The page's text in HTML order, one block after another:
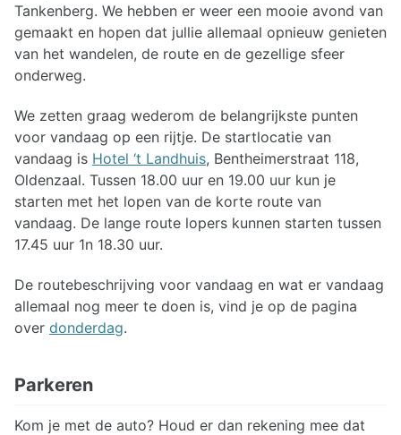
Tankenberg. We hebben er weer een mooie avond van
gemaakt en hopen dat jullie allemaal opnieuw genieten
van het wandelen, de route en de gezellige sfeer
onderweg.
We zetten graag wederom de belangrijkste punten
voor vandaag op een rijtje. De startlocatie van
vandaag is Hotel ‘t Landhuis, Bentheimerstraat 118,
Oldenzaal. Tussen 18.00 uur en 19.00 uur kun je
starten met het lopen van de korte route van
vandaag. De lange route lopers kunnen starten tussen
17.45 uur 1n 18.30 uur.
De routebeschrijving voor vandaag en wat er vandaag
allemaal nog meer te doen is, vind je op de pagina
over donderdag.
Parkeren
Kom je met de auto? Houd er dan rekening mee dat